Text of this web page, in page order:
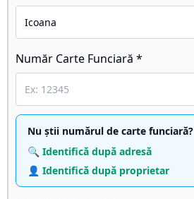
Număr Carte Funciară *
Nu știi numărul de carte funciară?
🔍 Identifică după adresă
👤 Identifică după proprietar